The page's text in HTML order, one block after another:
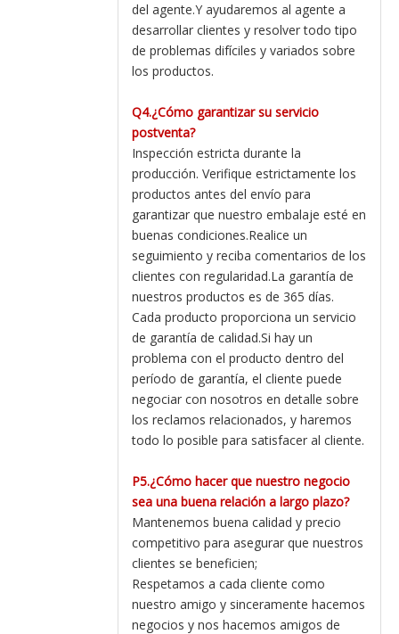
del agente.Y ayudaremos al agente a
desarrollar clientes y resolver todo tipo
de problemas difíciles y variados sobre
los productos.
Q4.¿Cómo garantizar su servicio
postventa?
Inspección estricta durante la
producción. Verifique estrictamente los
productos antes del envío para
garantizar que nuestro embalaje esté en
buenas condiciones.Realice un
seguimiento y reciba comentarios de los
clientes con regularidad.La garantía de
nuestros productos es de 365 días.
Cada producto proporciona un servicio
de garantía de calidad.Si hay un
problema con el producto dentro del
período de garantía, el cliente puede
negociar con nosotros en detalle sobre
los reclamos relacionados, y haremos
todo lo posible para satisfacer al cliente.
P5.¿Cómo hacer que nuestro negocio
sea una buena relación a largo plazo?
Mantenemos buena calidad y precio
competitivo para asegurar que nuestros
clientes se beneficien;
Respetamos a cada cliente como
nuestro amigo y sinceramente hacemos
negocios y nos hacemos amigos de